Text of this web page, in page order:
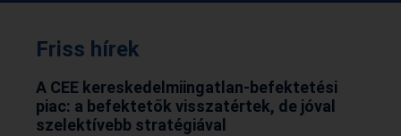
Friss hírek
A CEE kereskedelmiingatlan-befektetési
piac: a befektetők visszatértek, de jóval
szelektívebb stratégiával